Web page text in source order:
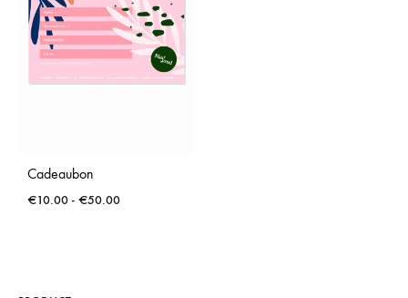
Cadeaubon
€10.00 - €50.00Prijsklasse: